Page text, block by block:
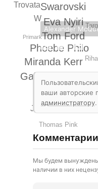
Tom Ford
Eva Nyiri
Phoebe Philo
Swarovski
Miranda Kerr
Galeries Lafayette
Pringle of
Julien MacDonald
W
Trovata
Thomas Pink
Marion Cotillard
Primark
Alexander
ваши авторские
администратору.
Комментарии
Мы будем
наличии в них